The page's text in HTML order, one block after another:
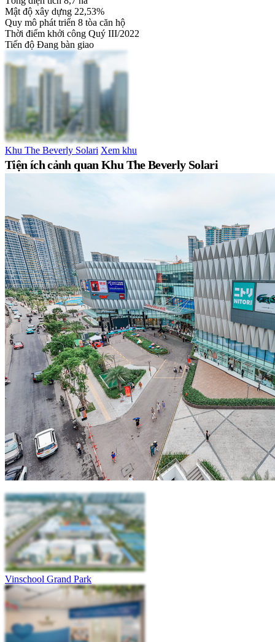
Mật độ xây dựng 22,53%
Quy mô phát triển 8 tòa căn hộ
Thời điểm khởi công Quý III/2022
Tiến độ Đang bàn giao
Khu The Beverly Solari Xem khu
Tiện ích cảnh quan Khu The Beverly Solari
Vinschool Grand Park